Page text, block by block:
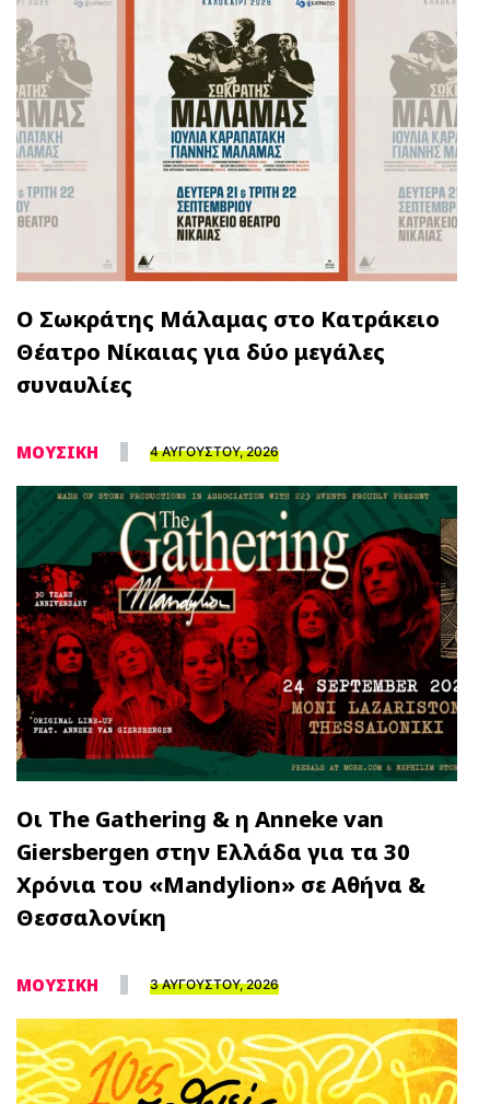
Ο Σωκράτης Μάλαμας στο Κατράκειο
Θέατρο Νίκαιας για δύο μεγάλες
συναυλίες
ΜΟΥΣΙΚΗ 4 ΑΥΓΟΥΣΤΟΥ, 2026
Οι The Gathering & η Anneke van
Giersbergen στην Ελλάδα για τα 30
Χρόνια του «Mandylion» σε Αθήνα &
Θεσσαλονίκη
ΜΟΥΣΙΚΗ 3 ΑΥΓΟΥΣΤΟΥ, 2026